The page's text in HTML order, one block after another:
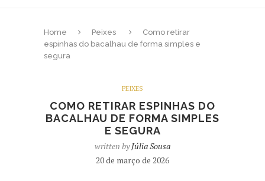
Home Peixes
Como retirar
espinhas do bacalhau de forma simples e
segura
PEIXES
COMO RETIRAR ESPINHAS DO
BACALHAU DE FORMA SIMPLES
E SEGURA
written byJúlia Sousa
20 de março de 2026